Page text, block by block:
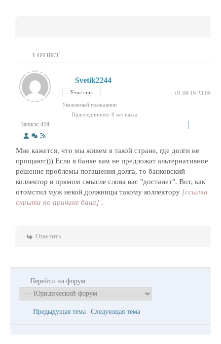
1 ОТВЕТ
Записи: 419
Svetik2244
Участник 01.09.19 23:09
Уважаемый гражданин
Присоединился: 8 лет назад
Мне кажется, что мы живем в такой стране, где долги не
прощают))) Если в банке вам не предложат альтернативное
решение проблемы погашения долга, то банковский
коллектор в прямом смысле слова вас "достанет". Вот, как
отомстил муж некой должницы такому коллектору [ссылка
скрыта по причине бана] .
Ответить
Перейти на форум:
Предыдущая тема Следующая тема